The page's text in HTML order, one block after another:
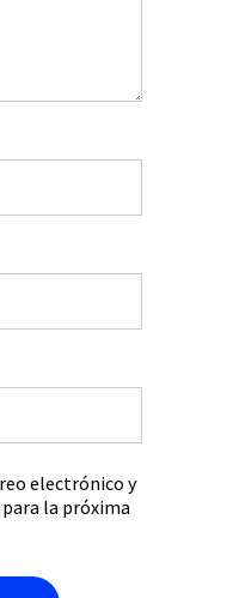
electrónico y
la próxima